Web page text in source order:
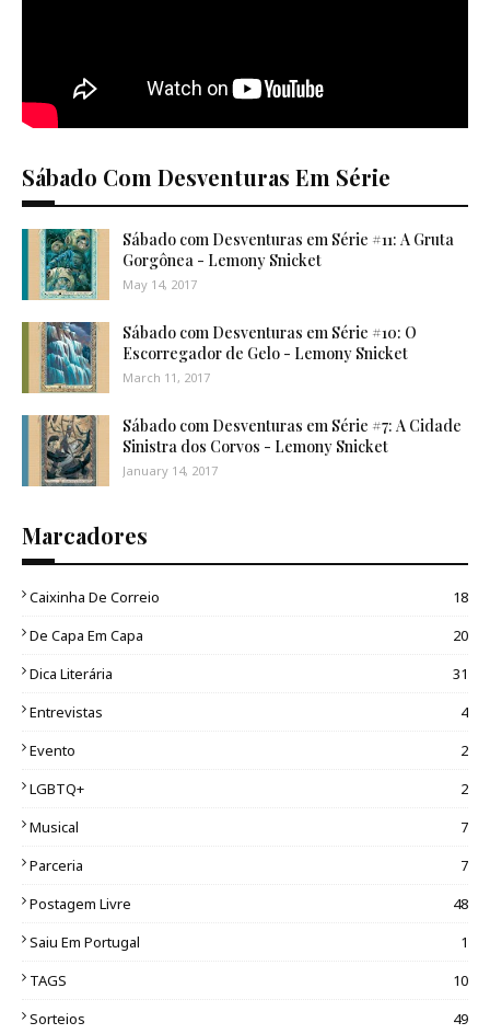
Sábado Com Desventuras Em Série
Sábado com Desventuras em Série #11: A Gruta
Gorgônea - Lemony Snicket
May 14, 2017
Sábado com Desventuras em Série #10: O
Escorregador de Gelo - Lemony Snicket
March 11, 2017
Sábado com Desventuras em Série #7: A Cidade
Sinistra dos Corvos - Lemony Snicket
January 14, 2017
Marcadores
Caixinha De Correio
18
De Capa Em Capa
20
Dica Literária
31
Entrevistas
4
Evento
2
LGBTQ+
2
Musical
7
Parceria
7
Postagem Livre
48
Saiu Em Portugal
1
TAGS
10
Sorteios
49